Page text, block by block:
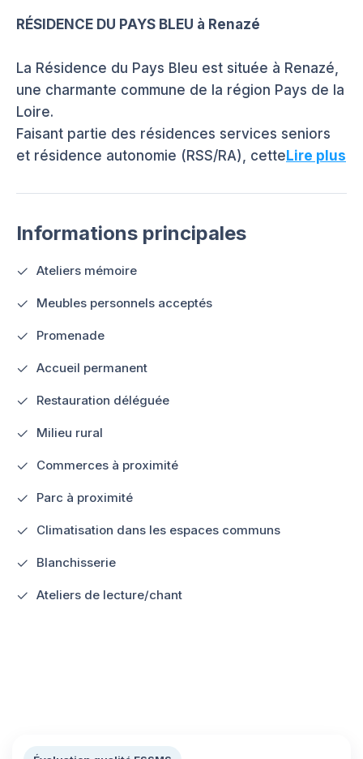
RÉSIDENCE DU PAYS BLEU à Renazé
La Résidence du Pays Bleu est située à Renazé,
une charmante commune de la région Pays de la
Loire.
Faisant partie des résidences services seniors
et résidence autonomie (RSS/RA), cetteLire plus
Informations principales
Ateliers mémoire
Meubles personnels acceptés
Promenade
Accueil permanent
Restauration déléguée
Milieu rural
Commerces à proximité
Parc à proximité
Climatisation dans les espaces communs
Blanchisserie
Ateliers de lecture/chant